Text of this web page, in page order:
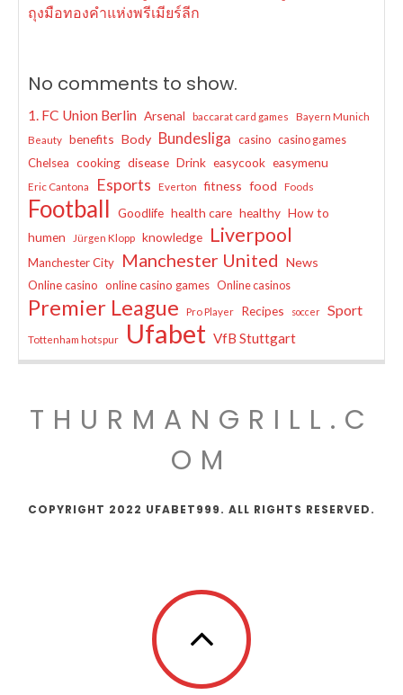
ถุงมือทองคำแห่งพรีเมียร์ลีก
No comments to show.
1. FC Union Berlin Arsenal baccarat card games
Bayern Munich
Beauty
benefits Body Bundesliga casino casino games
Chelsea cooking disease Drink easycook easymenu
Eric Cantona Esports Everton fitness food Foods
Football Goodlife health care healthy How to
humen
Jürgen Klopp knowledge Liverpool
Manchester City Manchester United News
Online casino online casino games Online casinos
Premier League Pro Player Recipes soccer Sport
Tottenham hotspur Ufabet VfB Stuttgart
THURMANGRILL.C
OM
COPYRIGHT 2022 UFABET999. ALL RIGHTS RESERVED.